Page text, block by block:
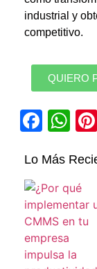
industrial y
competitivo.
QUIERO
Lo Más